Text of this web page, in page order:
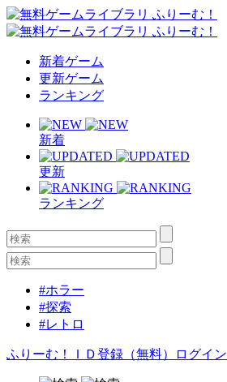
新着ゲーム
更新ゲーム
ランキング
新着
更新
ランキング
#ホラー
#探索
#レトロ
ふりーむ！ＩＤ登録（無料） ログイン